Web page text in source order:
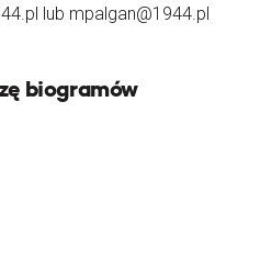
lub mpalgan@1944.pl
biogramów